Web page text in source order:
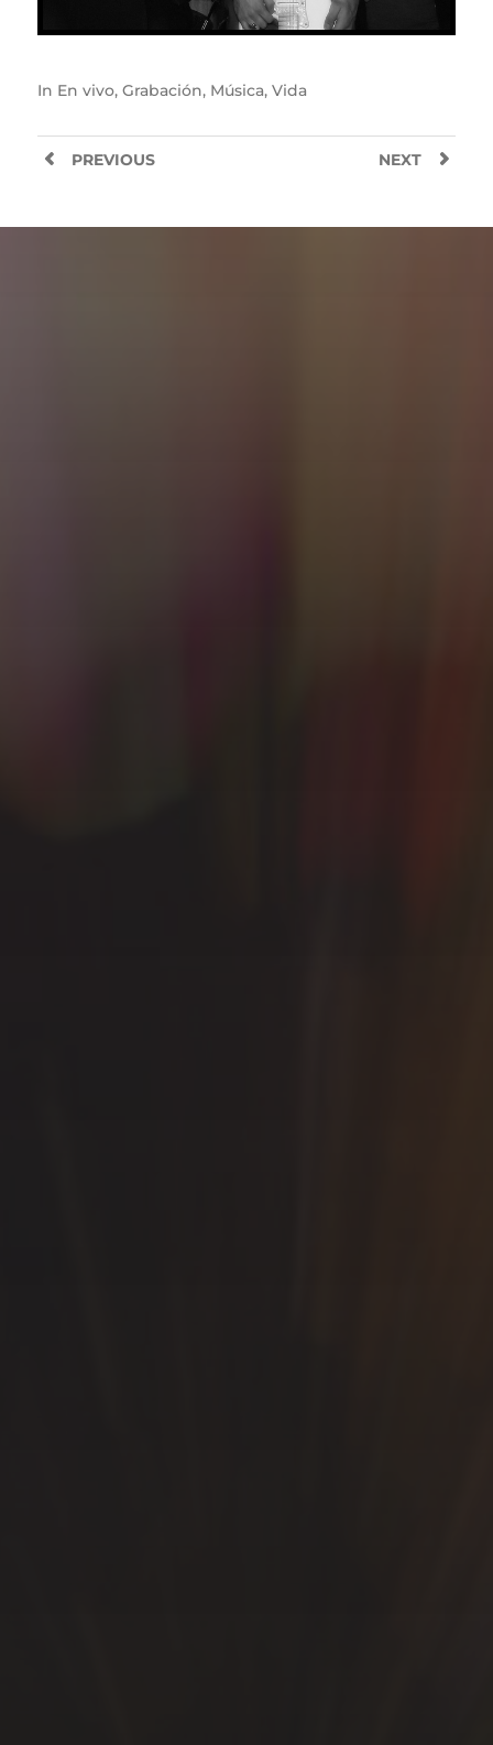
In En vivo, Grabación, Música, Vida
NEXT
PREVIOUS